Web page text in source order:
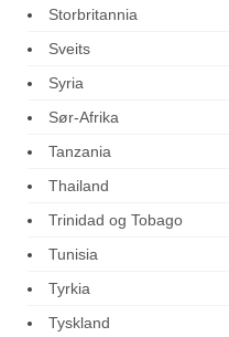
Storbritannia
Sveits
Syria
Sør-Afrika
Tanzania
Thailand
Trinidad og Tobago
Tunisia
Tyrkia
Tyskland